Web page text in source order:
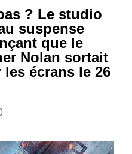
? Le studio
suspense
que le
Nolan sortait
écrans le 26